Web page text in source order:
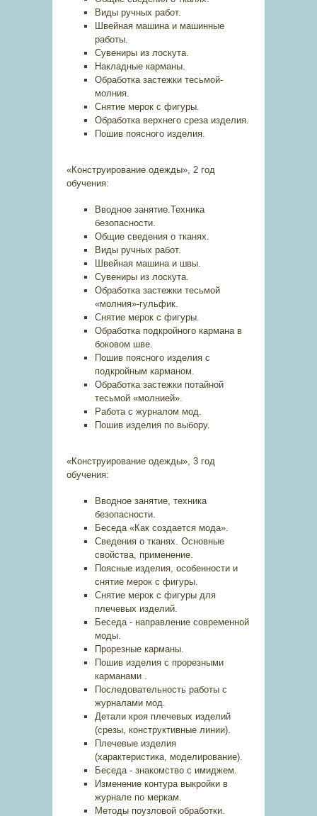
Виды ручных работ.
Швейная машина и машинные
работы.
Сувениры из лоскута.
Накладные карманы.
Обработка застежки тесьмой-
молния.
Снятие мерок с фигуры.
Обработка верхнего среза изделия.
Пошив поясного изделия.
«Конструирование одежды», 2 год
обучения:
Вводное занятие.Техника
безопасности.
Общие сведения о тканях.
Виды ручных работ.
Швейная машина и швы.
Сувениры из лоскута.
Обработка застежки тесьмой
«молния»-гульфик.
Снятие мерок с фигуры.
Обработка подкройного кармана в
боковом шве.
Пошив поясного изделия с
подкройным карманом.
Обработка застежки потайной
тесьмой «молнией».
Работа с журналом мод.
Пошив изделия по выбору.
«Конструирование одежды», 3 год
обучения:
Вводное занятие, техника
безопасности.
Беседа «Как создается мода».
Сведения о тканях. Основные
свойства, применение.
Поясные изделия, особенности и
снятие мерок с фигуры.
Снятие мерок с фигуры для
плечевых изделий.
Беседа - направление современной
моды.
Прорезные карманы.
Пошив изделия с прорезными
карманами .
Последовательность работы с
журналами мод.
Детали кроя плечевых изделий
(срезы, конструктивные линии).
Плечевые изделия
(характеристика, моделирование).
Беседа - знакомство с имиджем.
Изменение контура выкройки в
журнале по меркам.
Методы поузловой обработки.